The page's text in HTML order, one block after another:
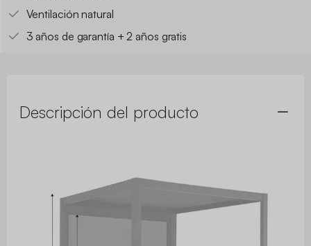
Ventilación natural
3 años de garantía + 2 años gratis
Descripción del producto